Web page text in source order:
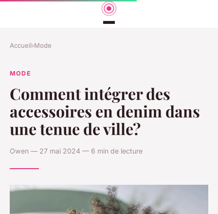
Accueil›Mode
MODE
Comment intégrer des
accessoires en denim dans
une tenue de ville?
Owen — 27 mai 2024 — 6 min de lecture